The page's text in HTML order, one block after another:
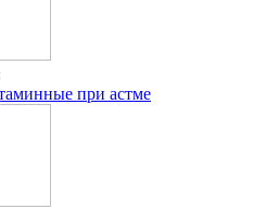
при астме